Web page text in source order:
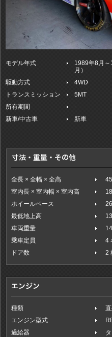
モデル年式
1989年8月
月）
駆動方式
4WD
トランスミッション
5MT
所有期間
-
新車/中古車
新車
全長 × 全幅 × 全高
室内長 × 室内幅 × 室内高
ホイールベース
最低地上高
車両重量
乗車定員
4
ドア数
2
種類
エンジン型式
過給器